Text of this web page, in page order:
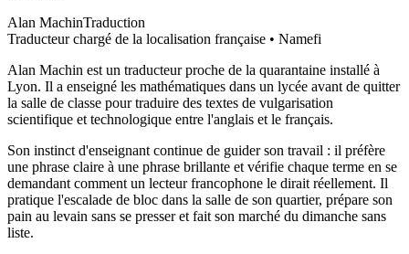
Alan MachinTraduction
Traducteur chargé de la localisation française • Namefi
Alan Machin est un traducteur proche de la quarantaine installé à
Lyon. Il a enseigné les mathématiques dans un lycée avant de quitter
la salle de classe pour traduire des textes de vulgarisation
scientifique et technologique entre l'anglais et le français.
Son instinct d'enseignant continue de guider son travail : il préfère
une phrase claire à une phrase brillante et vérifie chaque terme en se
demandant comment un lecteur francophone le dirait réellement. Il
pratique l'escalade de bloc dans la salle de son quartier, prépare son
pain au levain sans se presser et fait son marché du dimanche sans
liste.